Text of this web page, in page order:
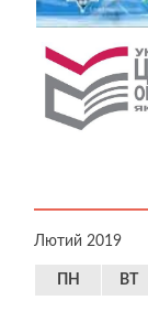
Лютий 2019
ПН ВТ